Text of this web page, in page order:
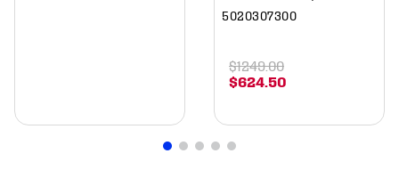
5020307300
$624.50
$1249.00